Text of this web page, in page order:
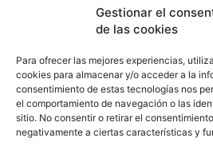
Gestionar el
de las cookies
Para ofrecer las mejores experiencias,
cookies para almacenar y/o acceder a la
consentimiento de estas tecnologías nos
el comportamiento de navegación o las
sitio. No consentir o retirar el
negativamente a ciertas características y
¡Bienvenidos a
gastronomía y la cultura culinaria
Contáctanos:
SÍGUENOS